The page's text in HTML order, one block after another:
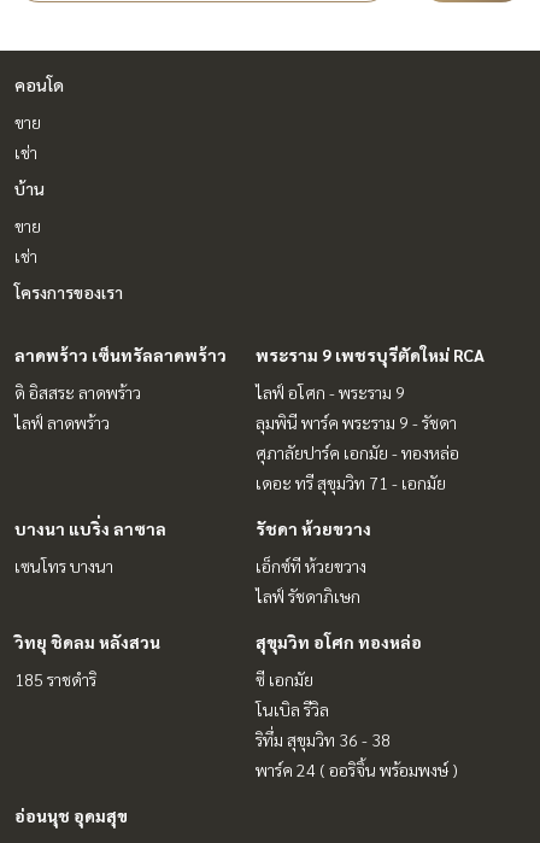
คอนโด
ขาย
เช่า
บ้าน
ขาย
เช่า
โครงการของเรา
ลาดพร้าว เซ็นทรัลลาดพร้าว
ดิ อิสสระ ลาดพร้าว
ไลฟ์ ลาดพร้าว
พระราม 9 เพชรบุรีตัดใหม่ RCA
ไลฟ์ อโศก - พระราม 9
ลุมพินี พาร์ค พระราม 9 - รัชดา
ศุภาลัยปาร์ค เอกมัย - ทองหล่อ
เดอะ ทรี สุขุมวิท 71 - เอกมัย
บางนา แบริ่ง ลาซาล
เซนโทร บางนา
รัชดา ห้วยขวาง
เอ็กซ์ที ห้วยขวาง
ไลฟ์ รัชดาภิเษก
วิทยุ ชิดลม หลังสวน
185 ราชดำริ
สุขุมวิท อโศก ทองหล่อ
ซี เอกมัย
โนเบิล รีวิล
ริทึ่ม สุขุมวิท 36 - 38
พาร์ค 24 ( ออริจิ้น พร้อมพงษ์ )
อ่อนนุช อุดมสุข